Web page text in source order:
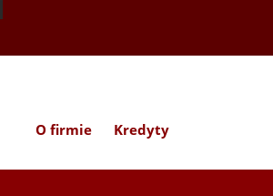
O firmie Kredyty